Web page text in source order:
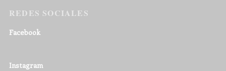
REDES SOCIALES
Facebook
Instagram